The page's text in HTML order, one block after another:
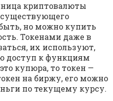
криптовалюты
существующего
но можно купить
Токенами даже в
их используют,
доступ к функциям
купюра, то токен —
на биржу, его можно
по текущему курсу.